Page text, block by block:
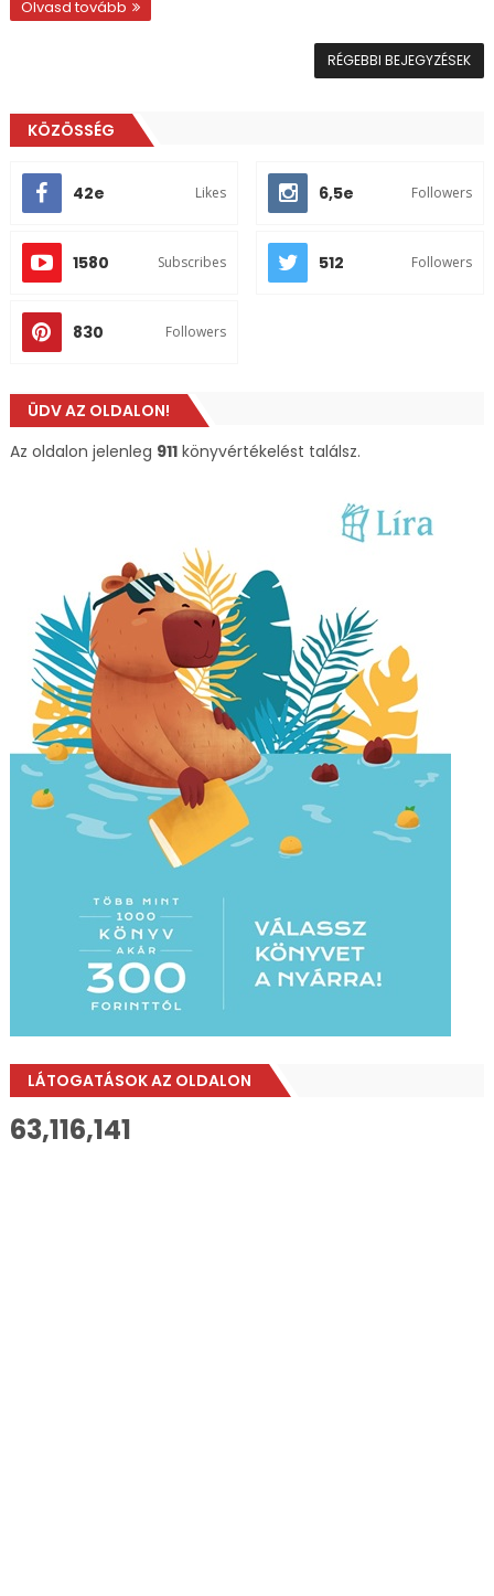
Olvasd tovább
RÉGEBBI BEJEGYZÉSEK
KÖZÖSSÉG
42e Likes 6,5e Followers
1580 Subscribes 512 Followers
830 Followers
ÜDV AZ OLDALON!
Az oldalon jelenleg 911könyvértékelést találsz.
LÁTOGATÁSOK AZ OLDALON
63,116,141